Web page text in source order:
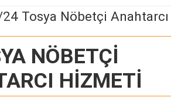
Tosya Nöbetçi Anahtarcı
NÖBETÇİ
HİZMETİ